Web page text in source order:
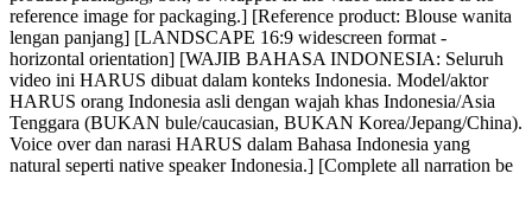
reference image for packaging.] [Reference product: Blouse wanita
lengan panjang] [LANDSCAPE 16:9 widescreen format -
horizontal orientation] [WAJIB BAHASA INDONESIA: Seluruh
video ini HARUS dibuat dalam konteks Indonesia. Model/aktor
HARUS orang Indonesia asli dengan wajah khas Indonesia/Asia
Tenggara (BUKAN bule/caucasian, BUKAN Korea/Jepang/China).
Voice over dan narasi HARUS dalam Bahasa Indonesia yang
natural seperti native speaker Indonesia.] [Complete all narration be